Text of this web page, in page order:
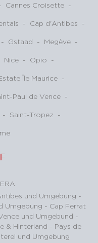
und Umgebung -
Umgebung - Cap Ferrat
und Umgebund -
& Hinterland - Pays de
und Umgebung
Cannes Croisette -
- Cap d'Antibes -
- Gstaad - Megève -
Nice - Opio -
Île Maurice -
Paul de Vence -
- Saint-Tropez -